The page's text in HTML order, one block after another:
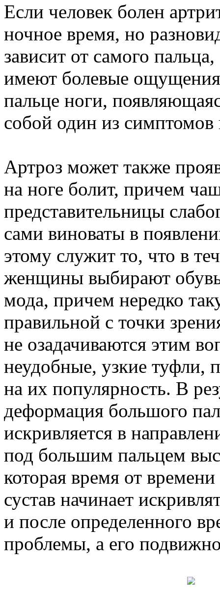
Если человек болен
ночное время, но
зависит от самого
имеют болевые
пальце ноги,
собой один из симптомов
Артроз может также
на ноге болит, причем
представительницы
сами виноваты в
этому служит то, что в
женщины выбирают
мода, причем нередко
правильной с точки
не озадачиваются этим
неудобные, узкие
на их популярность. В
деформация большого
искривляется в
под большим пальцем
которая время от
сустав начинает
и после определенного
проблемы, а его